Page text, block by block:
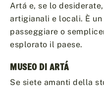
Artá e, se lo
artigianali e locali. È
passeggiare o
esplorato il paese.
MUSEO DI ARTÁ
Se siete amanti della